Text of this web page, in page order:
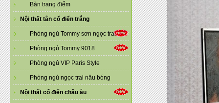
Bàn trang điểm
Nội thất tân cổ điển trắng
Phòng ngủ Tommy sơn ngọc trai
Phòng ngủ Tommy 9018
Phòng ngủ VIP Paris Style
Phòng ngủ ngọc trai nâu bóng
Nội thất cổ điển châu âu